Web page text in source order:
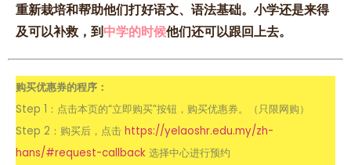
重新栽培和帮助他们打好语文、语法基础。小学还是来得
及可以补救，到中学的时候他们还可以跟回上去。
购买优惠券的程序：
Step 1：点击本页的“立即购买”按钮，购买优惠券。（只限网购）
Step 2：购买后，点击 https://yelaoshr.edu.my/zh-
hans/#request-callback 选择中心进行预约